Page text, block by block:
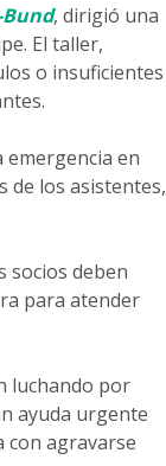
, dirigió una
El taller,
o insuficientes
emergencia en
de los asistentes,
socios deben
para atender
luchando por
ayuda urgente
con agravarse